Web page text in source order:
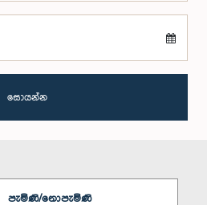
සොයන්න
පැමිණි/නොපැමිණි